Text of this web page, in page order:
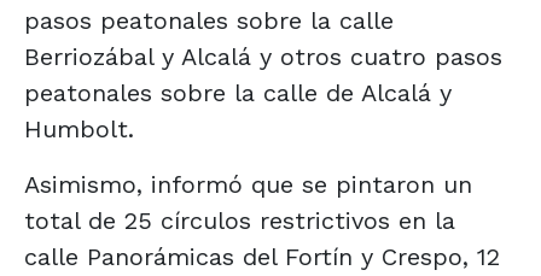
pasos peatonales sobre la calle
Berriozábal y Alcalá y otros cuatro pasos
peatonales sobre la calle de Alcalá y
Humbolt.
Asimismo, informó que se pintaron un
total de 25 círculos restrictivos en la
calle Panorámicas del Fortín y Crespo, 12